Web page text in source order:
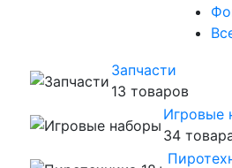
Запчасти
13 товаров
Игровые
34